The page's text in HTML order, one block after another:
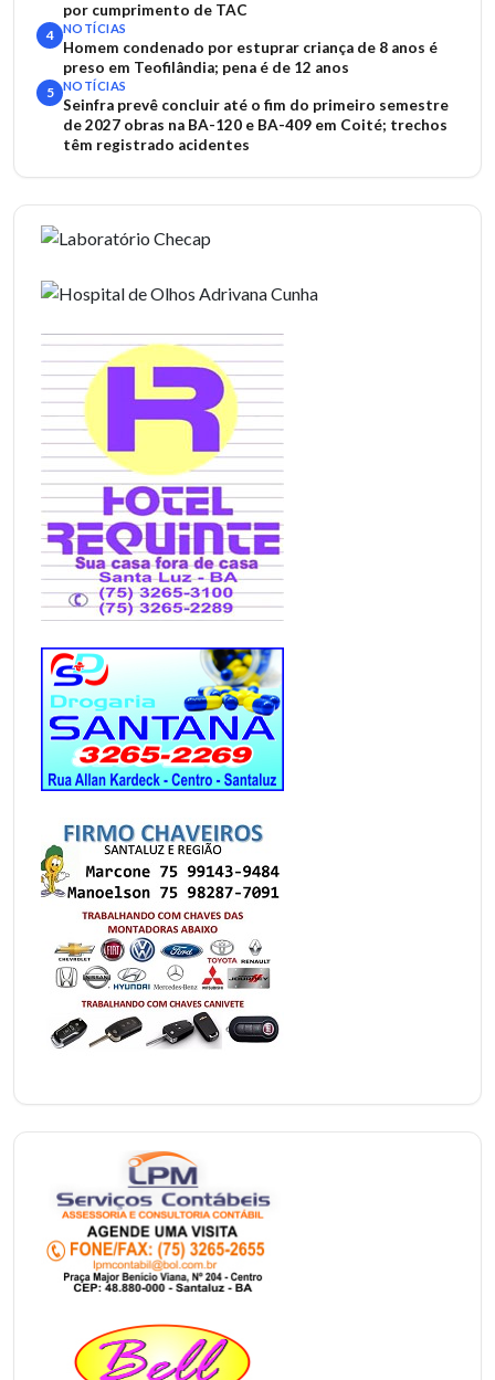
por cumprimento de TAC
4 NOTÍCIAS
Homem condenado por estuprar criança de 8 anos é
preso em Teofilândia; pena é de 12 anos
5 NOTÍCIAS
Seinfra prevê concluir até o fim do primeiro semestre
de 2027 obras na BA-120 e BA-409 em Coité; trechos
têm registrado acidentes